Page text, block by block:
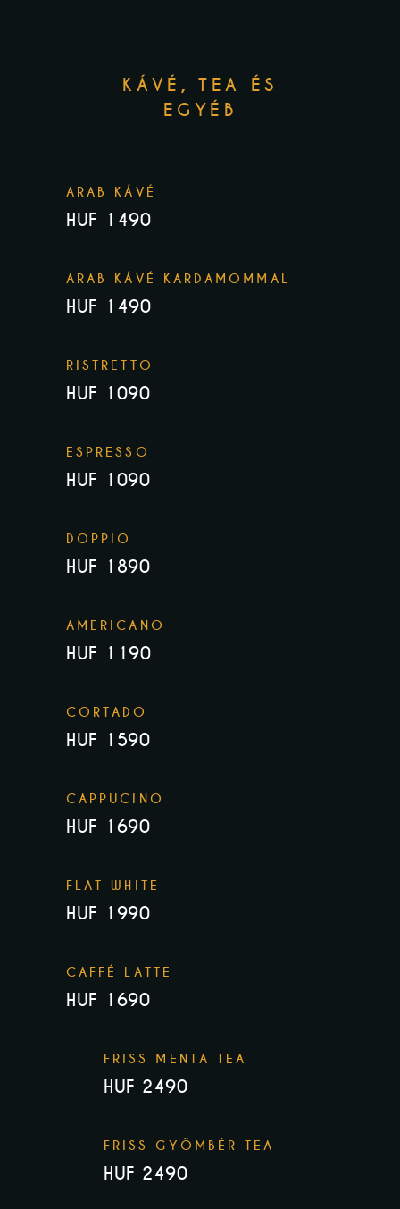
KÁVÉ, TEA ÉS
EGYÉB
ARAB KÁVÉ
HUF 1490
ARAB KÁVÉ KARDAMOMMAL
HUF 1490
RISTRETTO
HUF 1090
ESPRESSO
HUF 1090
DOPPIO
HUF 1890
AMERICANO
HUF 1190
CORTADO
HUF 1590
CAPPUCINO
HUF 1690
FLAT WHITE
HUF 1990
CAFFÉ LATTE
HUF 1690
FRISS MENTA TEA
HUF 2490
FRISS GYÖMBÉR TEA
HUF 2490